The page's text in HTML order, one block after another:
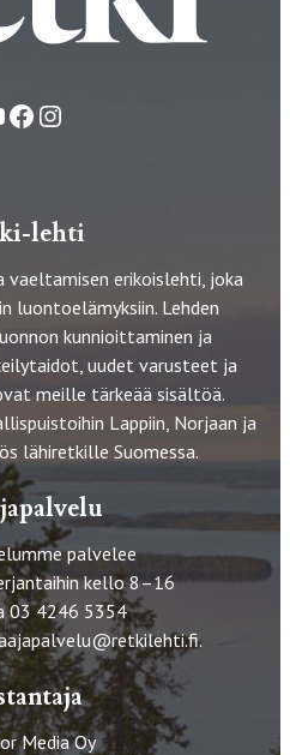
FacebookInstagram
lehti
erikoislehti, joka
luontoelämyksiin. Lehden
kunnioittaminen ja
uudet varusteet ja
meille tärkeää sisältöä.
Lappiin, Norjaan ja
lähiretkille Suomessa.
palvelee
kello 8–16
03 4246 5354
.
Media Oy